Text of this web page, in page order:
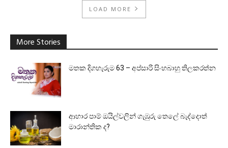
LOAD MORE
More Stories
මතක දිගහැරුම 63 – අප්සාරි සිංහබාහු තිලකරත්න
ආහාර පාම් ඔයිල්වලින් ගැඹුරු තෙලේ බැද්දොත්
මාරාන්තික ද?